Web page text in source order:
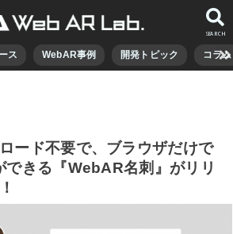
ス WebAR事例 開発トピック コラム
SEARCH
ード不要で、ブラウザだけで
できる『WebAR名刺』がリリ